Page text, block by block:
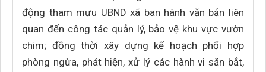
động tham mưu UBND xã ban hành văn bản liên
quan đến công tác quản lý, bảo vệ khu vực vườn
chim; đồng thời xây dựng kế hoạch phối hợp
phòng ngừa, phát hiện, xử lý các hành vi săn bắt,